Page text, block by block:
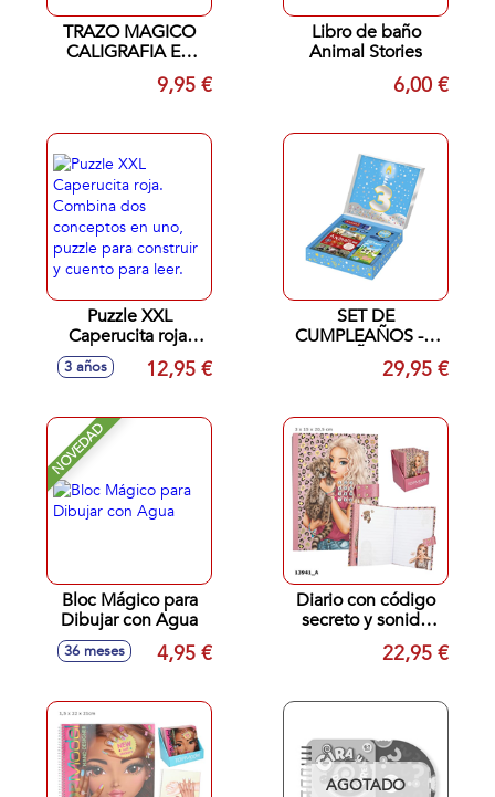
TRAZO MAGICO
CALIGRAFIA EN
RELIEVE ESTUCHE
VOCALES Y9,95 €
Libro de baño
Animal Stories
6,00 €
Puzzle XXL
Caperucita roja.
Combina dos
conceptos en uno,
construir y cuento
para leer.
3 años 12,95 €
SET DE
CUMPLEAÑOS - 3
AÑOS29,95 €
NOVEDAD
Bloc Mágico para
Dibujar con Agua
36 meses 4,95 €
Diario con código
secreto y sonido
LEOHEART
TOPModel22,95 €
AGOTADO